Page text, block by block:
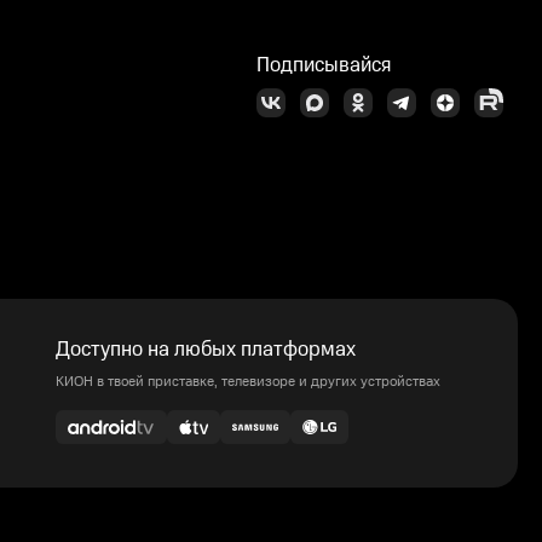
Подписывайся
Доступно на любых платформах
КИОН в твоей приставке, телевизоре и других устройствах